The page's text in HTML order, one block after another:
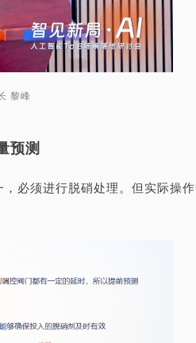
黎峰
预测
必须进行脱硝处理。但实际操